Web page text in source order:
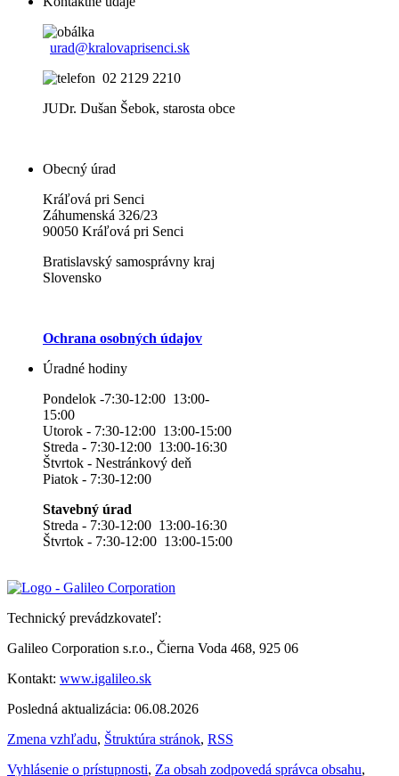
urad@kralovaprisenci.sk
02 2129 2210
JUDr. Dušan Šebok, starosta obce
Obecný úrad
Kráľová pri Senci
Záhumenská 326/23
90050 Kráľová pri Senci
Bratislavský samosprávny kraj
Slovensko
Ochrana osobných údajov
Úradné hodiny
Pondelok -7:30-12:00 13:00-
15:00
Utorok - 7:30-12:00 13:00-15:00
Streda - 7:30-12:00 13:00-16:30
Štvrtok - Nestránkový deň
Piatok - 7:30-12:00
Stavebný úrad
Streda - 7:30-12:00 13:00-16:30
Štvrtok - 7:30-12:00 13:00-15:00
Technický prevádzkovateľ:
Galileo Corporation s.r.o., Čierna Voda 468, 925 06
Kontakt: www.igalileo.sk
Posledná aktualizácia: 06.08.2026
Zmena vzhľadu, Štruktúra stránok, RSS
Vyhlásenie o prístupnosti, Za obsah zodpovedá správca obsahu,